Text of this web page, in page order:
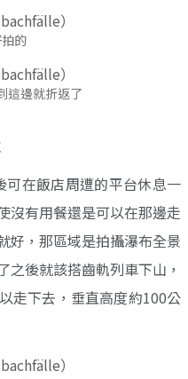
的
這邊就折返了
可在飯店周遭的平台休息一
沒有用餐還是可以在那邊走
好，那區域是拍攝瀑布全景
之後就該搭齒軌列車下山，
走下去，垂直高度約100公